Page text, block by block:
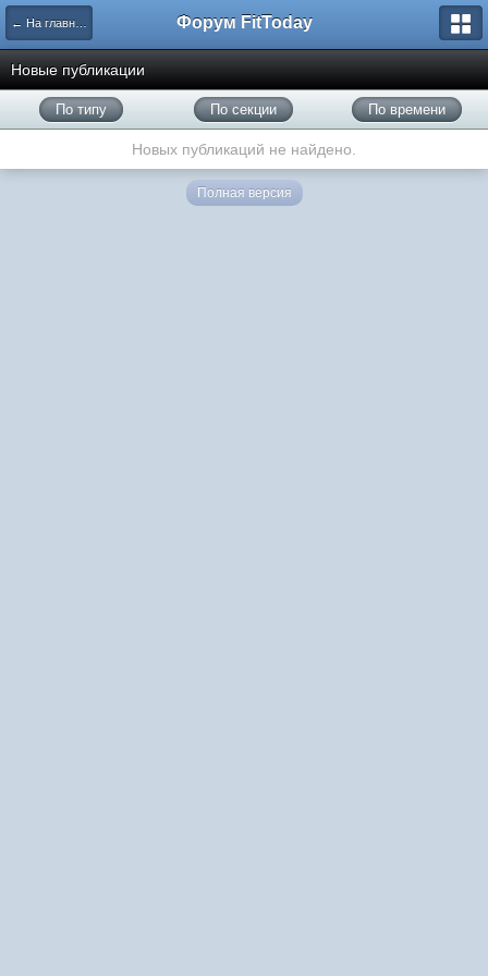
← На главную Форум FitToday
Новые публикации
По типу По секции По времени
Новых публикаций не найдено.
Полная версия